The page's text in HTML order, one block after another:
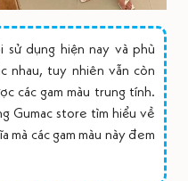
dụng hiện nay và phù
nhau, tuy nhiên vẫn còn
các gam màu trung tính.
Gumac store tìm hiểu về
mà các gam màu này đem